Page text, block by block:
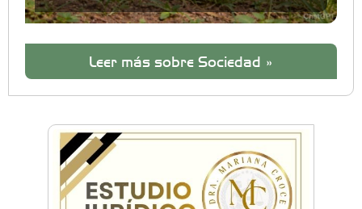
Leer más sobre Sociedad »